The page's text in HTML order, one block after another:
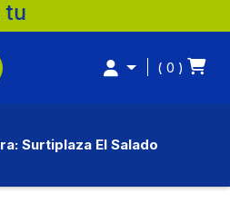
Surtiplaza, la
0
Surtiplaza El Salado